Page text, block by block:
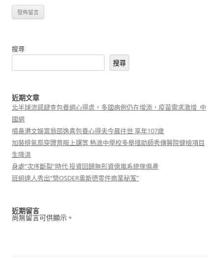
搜尋
搜尋
近期文章
北半球流感肆查包養網心得虐，多國病例仍在增添，疫苗需求激增_中
國網
噴鼻港文娛富翁邵逸喜包養心得夫今晨往世 享年107歲
加裝排氣扇穿體育服上課等 熱浪中學校多舉措助師秀傳醫院健檢項目
生降溫
身處“次序斷裂”時代 投資回歸無形資億嵐系統傢俱產
班組達人秀出“營OSDER奧斯德零件商業秘笈”
近期留言
尚無留言可供顯示。